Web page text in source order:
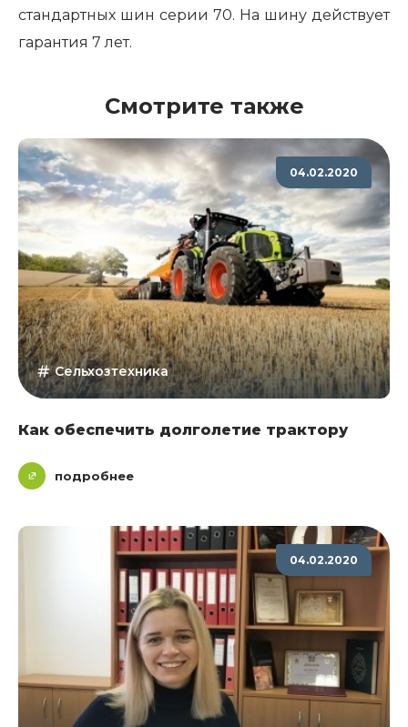
стандартных шин серии 70. На шину действует
гарантия 7 лет.
Смотрите также
04.02.2020
Сельхозтехника
Как обеспечить долголетие трактору
подробнее
04.02.2020